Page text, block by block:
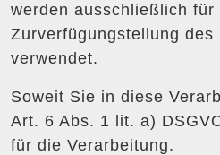
werden ausschließlich für
Zurverfügungstellung des
verwendet.
Soweit Sie in diese
Art. 6 Abs. 1 lit. a)
für die Verarbeitung.